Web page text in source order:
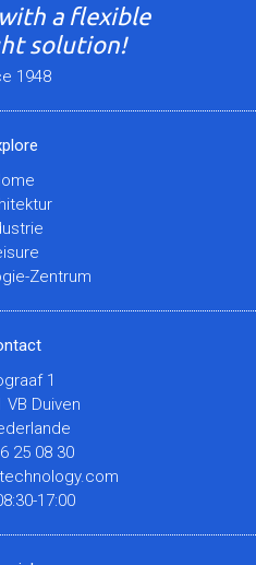
a flexible
solution!
1948
Zentrum
1
VB Duiven
25 08 30
17:00